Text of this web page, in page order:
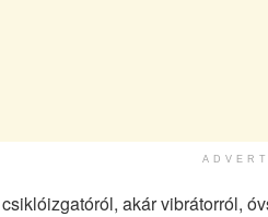
akár vibrátorról,